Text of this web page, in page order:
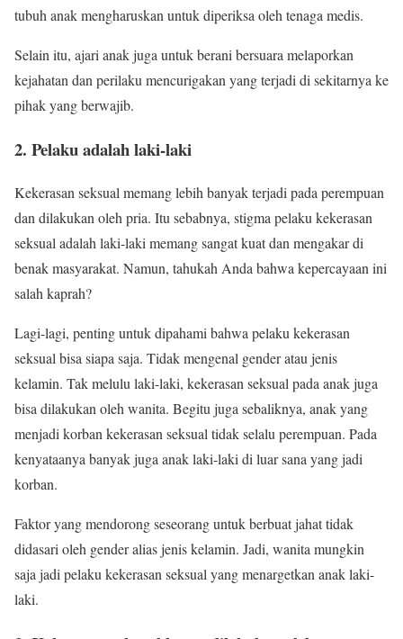
tubuh anak mengharuskan untuk diperiksa oleh tenaga medis.
Selain itu, ajari anak juga untuk berani bersuara melaporkan
kejahatan dan perilaku mencurigakan yang terjadi di sekitarnya ke
pihak yang berwajib.
2. Pelaku adalah laki-laki
Kekerasan seksual memang lebih banyak terjadi pada perempuan
dan dilakukan oleh pria. Itu sebabnya, stigma pelaku kekerasan
seksual adalah laki-laki memang sangat kuat dan mengakar di
benak masyarakat. Namun, tahukah Anda bahwa kepercayaan ini
salah kaprah?
Lagi-lagi, penting untuk dipahami bahwa pelaku kekerasan
seksual bisa siapa saja. Tidak mengenal gender atau jenis
kelamin. Tak melulu laki-laki, kekerasan seksual pada anak juga
bisa dilakukan oleh wanita. Begitu juga sebaliknya, anak yang
menjadi korban kekerasan seksual tidak selalu perempuan. Pada
kenyataanya banyak juga anak laki-laki di luar sana yang jadi
korban.
Faktor yang mendorong seseorang untuk berbuat jahat tidak
didasari oleh gender alias jenis kelamin. Jadi, wanita mungkin
saja jadi pelaku kekerasan seksual yang menargetkan anak laki-
laki.